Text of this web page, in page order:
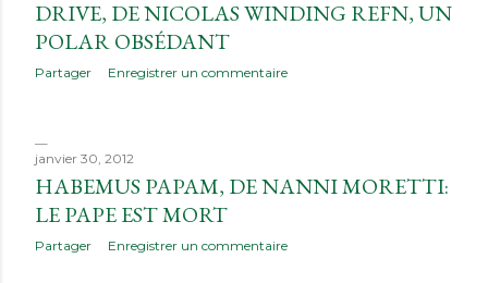
i
c
e
s
DRIVE, DE NICOLAS WINDING REFN, UN
POLAR OBSÉDANT
Partager Enregistrer un commentaire
janvier 30, 2012
HABEMUS PAPAM, DE NANNI MORETTI:
LE PAPE EST MORT
Partager Enregistrer un commentaire